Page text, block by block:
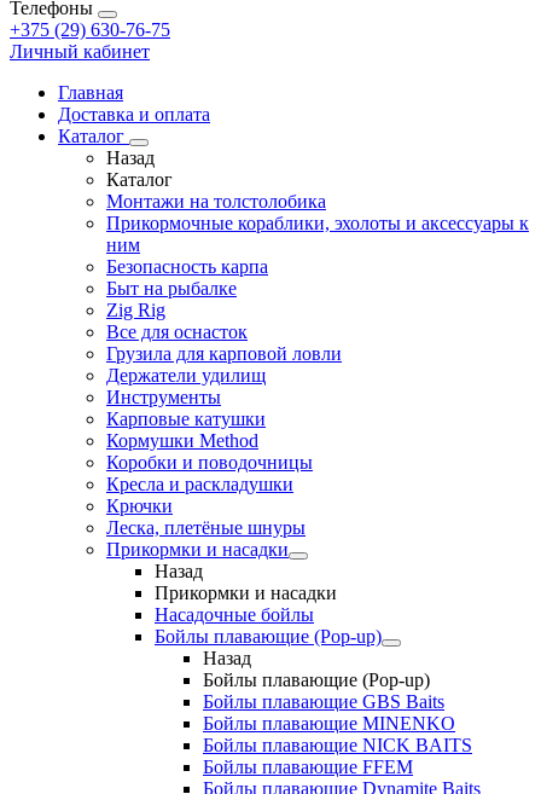
Телефоны
+375 (29) 630-76-75
Личный кабинет
Главная
Доставка и оплата
Каталог
Назад
Каталог
Монтажи на толстолобика
Прикормочные кораблики, эхолоты и аксессуары к
ним
Безопасность карпа
Быт на рыбалке
Zig Rig
Все для оснасток
Грузила для карповой ловли
Держатели удилищ
Инструменты
Карповые катушки
Кормушки Method
Коробки и поводочницы
Кресла и раскладушки
Крючки
Леска, плетёные шнуры
Прикормки и насадки
Назад
Прикормки и насадки
Насадочные бойлы
Бойлы плавающие (Pop-up)
Назад
Бойлы плавающие (Pop-up)
Бойлы плавающие GBS Baits
Бойлы плавающие MINENKO
Бойлы плавающие NICK BAITS
Бойлы плавающие FFEM
Бойлы плавающие Dynamite Baits